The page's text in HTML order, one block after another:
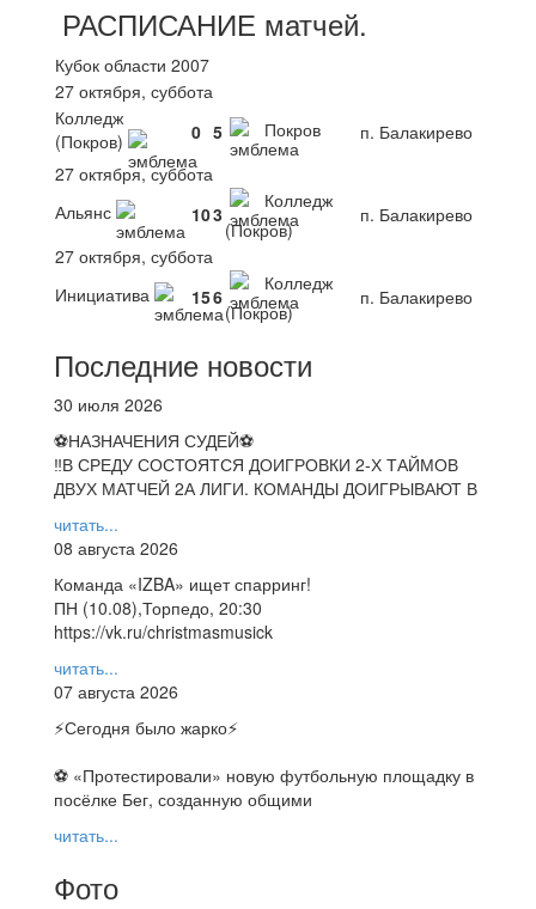
РАСПИСАНИЕ матчей.
Кубок области 2007
27 октября, суббота
Колледж
(Покров)
0 5 Покров
п. Балакирево
27 октября, суббота
Альянс
103
Колледж
(Покров)
п. Балакирево
27 октября, суббота
Инициатива
156
Колледж
(Покров)
п. Балакирево
Последние новости
30 июля 2026
⚽НАЗНАЧЕНИЯ СУДЕЙ⚽
‼В СРЕДУ СОСТОЯТСЯ ДОИГРОВКИ 2-Х ТАЙМОВ
ДВУХ МАТЧЕЙ 2А ЛИГИ. КОМАНДЫ ДОИГРЫВАЮТ В
читать...
08 августа 2026
Команда «IZBA» ищет спарринг!
ПН (10.08),Торпедо, 20:30
https://vk.ru/christmasmusick
читать...
07 августа 2026
⚡️Сегодня было жарко⚡️
⚽ ️«Протестировали» новую футбольную площадку в
посёлке Бег, созданную общими
читать...
Фото